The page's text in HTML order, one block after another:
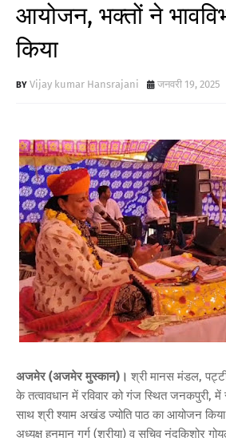
आयोजन, भक्तों ने
किया
Vijay kumar Hansrajani जनवरी 19, 2025
अजमेर (अजमेर मुस्कान)। श्री मानस मंडल,
के तत्वावधान में रविवार को गंज स्थित जनकपुरी,
साथ श्री श्याम अखंड ज्योति पाठ का आयोजन
अध्यक्ष हनुमान गर्ग (श्रीया) व सचिव नंदकिशोर